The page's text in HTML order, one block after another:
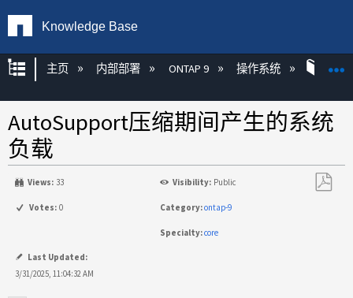
Knowledge Base
扩展/隐缩全局层次
主页 内部部署 ONTAP 9 操作系统
AutoSupport压缩期间产生的系统
负载
Views: 33 Visibility: Public
Votes: 0 Category:ontap-9
Specialty:core
Last Updated:
3/31/2025, 11:04:32 AM